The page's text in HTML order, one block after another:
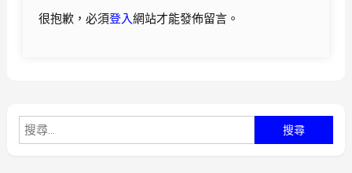
很抱歉，必須登入網站才能發佈留言。
尋